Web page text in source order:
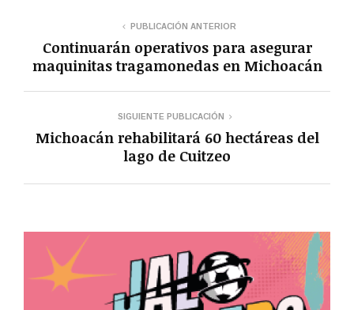
PUBLICACIÓN ANTERIOR
Continuarán operativos para asegurar
maquinitas tragamonedas en Michoacán
SIGUIENTE PUBLICACIÓN
Michoacán rehabilitará 60 hectáreas del
lago de Cuitzeo